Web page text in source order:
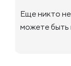
Еще никто
можете быть